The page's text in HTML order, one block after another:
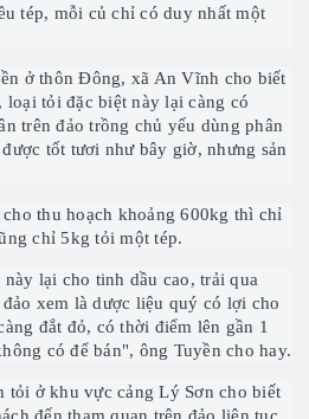
tép, mỗi củ chỉ có duy nhất một
ở thôn Đông, xã An Vĩnh cho biết
loại tỏi đặc biệt này lại càng có
trên đảo trồng chủ yếu dùng phân
tốt tươi như bây giờ, nhưng sản
thu hoạch khoảng 600kg thì chỉ
chỉ 5kg tỏi một tép.
lại cho tinh dầu cao, trải qua
xem là dược liệu quý có lợi cho
đắt đỏ, có thời điểm lên gần 1
có để bán", ông Tuyền cho hay.
tỏi ở khu vực cảng Lý Sơn cho biết